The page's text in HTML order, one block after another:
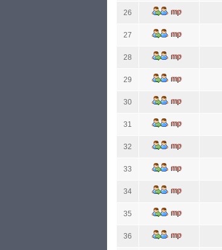
26
27
28
29
30
31
32
33
34
35
36